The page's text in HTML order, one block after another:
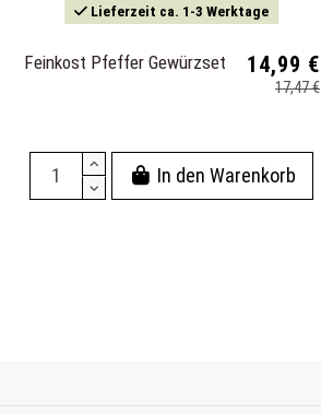
Lieferzeit ca. 1-3 Werktage
Feinkost Pfeffer Gewürzset 14,99 €
17,47 €
In den Warenkorb